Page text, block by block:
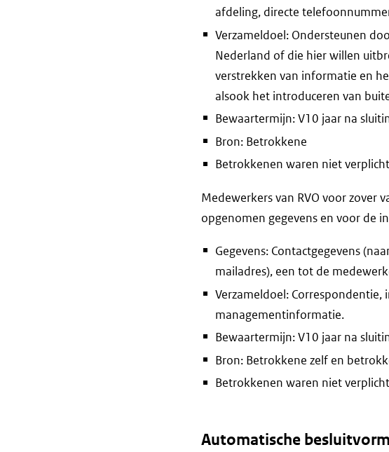
afdeling, directe
Verzameldoel: Ondersteunen
Nederland of die hier willen
verstrekken van informatie en
alsook het introduceren van
Bewaartermijn: V10 jaar na
Bron: Betrokkene
Betrokkenen waren niet
Medewerkers van RVO voor zover
opgenomen gegevens en voor de
Gegevens: Contactgegevens
mailadres), een tot de
Verzameldoel:
managementinformatie.
Bewaartermijn: V10 jaar na
Bron: Betrokkene zelf en
Betrokkenen waren niet
Automatische